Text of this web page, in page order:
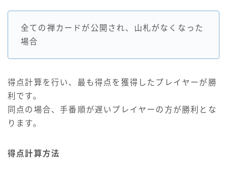
全ての禅カードが公開され、山札がなくなった
場合
得点計算を行い、最も得点を獲得したプレイヤーが勝
利です。
同点の場合、手番順が遅いプレイヤーの方が勝利とな
ります。
得点計算方法